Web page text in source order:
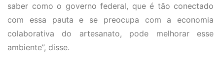
saber como o governo federal, que é tão conectado
com essa pauta e se preocupa com a economia
colaborativa do artesanato, pode melhorar esse
ambiente”, disse.